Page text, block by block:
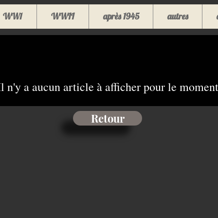
WW1 WWII après 1945 autres
n'y a aucun article à afficher pour le
Retour